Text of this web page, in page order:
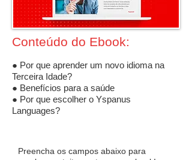
Conteúdo do Ebook:
● Por que aprender um novo idioma na
Terceira Idade?
● Benefícios para a saúde
● Por que escolher o Yspanus
Languages?
Preencha os campos abaixo para